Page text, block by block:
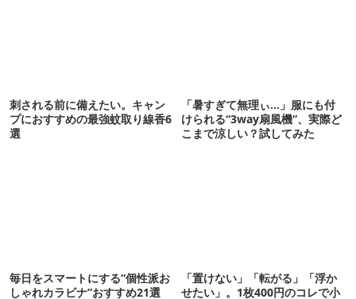
刺される前に備えたい。キャン
プにおすすめの最強蚊取り線香6
選
「暑すぎて無理ぃ…」服にも付
けられる“3way扇風機”、実際ど
こまで涼しい？試してみた
毎日をスマートにする“個性派お
しゃれカラビナ”おすすめ21選
「置けない」「転がる」「浮か
せたい」。1枚400円のコレで小